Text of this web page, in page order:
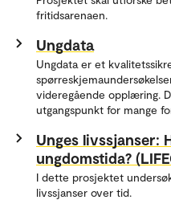
fritidsarenaen.
Ungdata
Ungdata er et
videregående opplæring.
utgangspunkt for mange
Unges livssjanser:
ungdomstida?
I dette prosjektet
livssjanser over tid.